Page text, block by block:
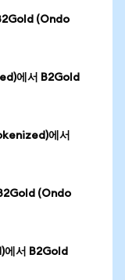
(Ondo
에서 B2Gold
에서
(Ondo
서 B2Gold